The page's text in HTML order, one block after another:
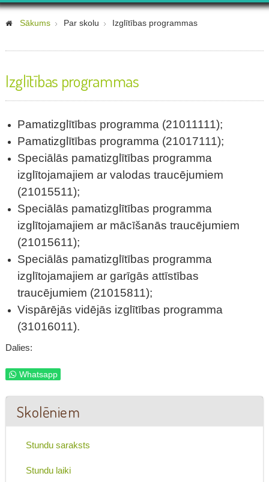
Sākums Par skolu Izglītības programmas
Izglītības programmas
Pamatizglītības programma (21011111);
Pamatizglītības programma (21017111);
Speciālās pamatizglītības programma
izglītojamajiem ar valodas traucējumiem
(21015511);
Speciālās pamatizglītības programma
izglītojamajiem ar mācīšanās traucējumiem
(21015611);
Speciālās pamatizglītības programma
izglītojamajiem ar garīgās attīstības
traucējumiem (21015811);
Vispārējās vidējās izglītības programma
(31016011).
Dalies:
Whatsapp
Skolēniem
Stundu saraksts
Stundu laiki